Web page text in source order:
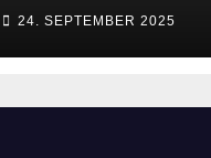
24. SEPTEMBER 2025